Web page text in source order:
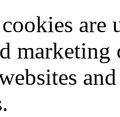
marketing